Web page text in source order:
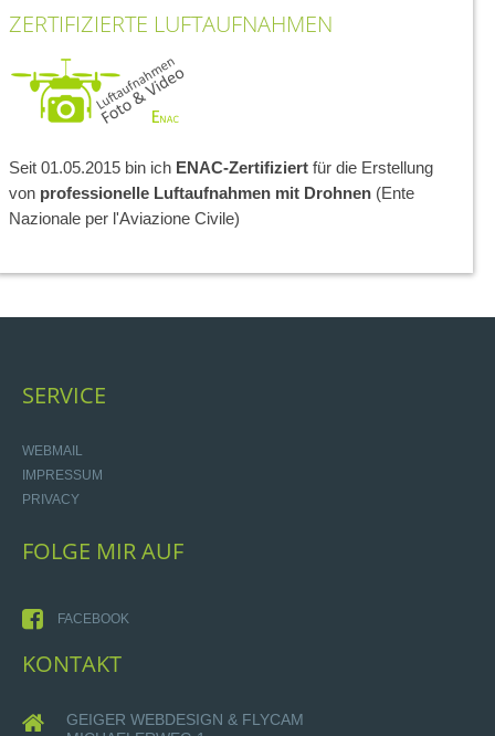
ZERTIFIZIERTE LUFTAUFNAHMEN
Seit 01.05.2015 bin ich ENAC-Zertifiziert für die Erstellung
von professionelle Luftaufnahmen mit Drohnen (Ente
Nazionale per l'Aviazione Civile)
SERVICE
WEBMAIL
IMPRESSUM
PRIVACY
FOLGE MIRAUF
FACEBOOK
KONTAKT
GEIGER WEBDESIGN & FLYCAM